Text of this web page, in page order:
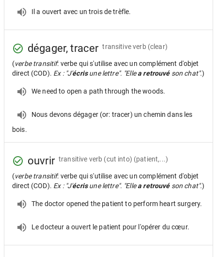
Il a ouvert avec un trois de trèfle.
dégager, tracer transitive verb (clear)
(verbe transitif: verbe qui s'utilise avec un complément d'objet
direct (COD). Ex : "J'écrisune lettre". "Ellea retrouvéson chat".)
We need to open a path through the woods.
Nous devons dégager (or: tracer) un chemin dans les
bois.
ouvrir transitive verb (cut into) (patient,...)
(verbe transitif: verbe qui s'utilise avec un complément d'objet
direct (COD). Ex : "J'écrisune lettre". "Ellea retrouvéson chat".)
The doctor opened the patient to perform heart surgery.
Le docteur a ouvert le patient pour l'opérer du cœur.